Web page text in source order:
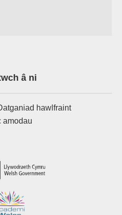
â ni
hawlfraint
amodau